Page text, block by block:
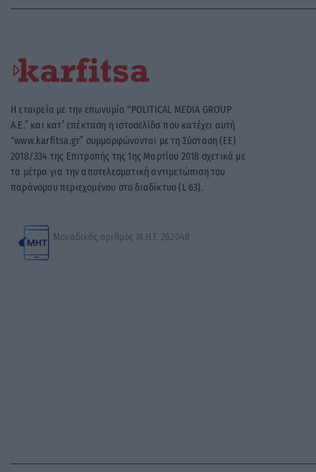
Η εταιρεία με την επωνυμία “POLITICAL MEDIA GROUP
A.E.” και κατ’ επέκταση η ιστοσελίδα που κατέχει αυτή
“www.karfitsa.gr” συμμορφώνονται με τη Σύσταση (ΕΕ)
2018/334 της Επιτροπής της 1ης Μαρτίου 2018 σχετικά με
τα μέτρα για την αποτελεσματική αντιμετώπιση του
παράνομου περιεχομένου στο διαδίκτυο (L 63).
Μοναδικός αριθμός Μ.Η.Τ. 262048